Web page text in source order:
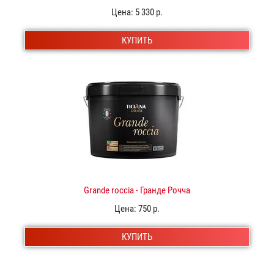
Цена: 5 330 р.
КУПИТЬ
Grande roccia - Гранде Рочча
Цена: 750 р.
КУПИТЬ